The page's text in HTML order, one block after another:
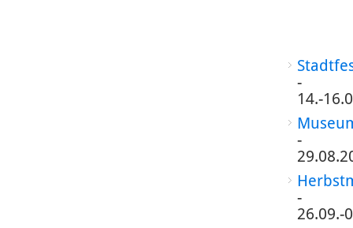
-
14.-
-
-
26.09.-